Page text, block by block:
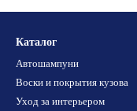
Каталог
Автошампуни
Воски и покрытия кузова
Уход за интерьером